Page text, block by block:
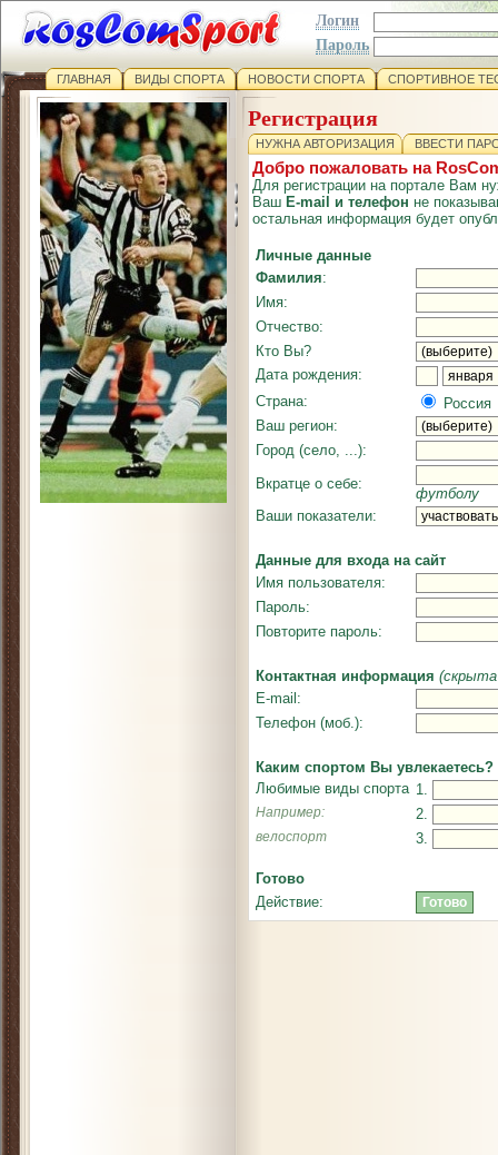
Логин
Пароль
ГЛАВНАЯ ВИДЫ СПОРТА НОВОСТИ СПОРТА СПОРТИВНОЕ
Регистрация
НУЖНА АВТОРИЗАЦИЯ ВВЕСТИ
Добро пожаловать на
Для регистрации на портале Вам
Ваш E-mail и телефон не
остальная информация будет
Личные данные
Фамилия:
Имя:
Отчество:
Кто Вы?
Дата рождения:
Страна:
Россия
Ваш регион:
Город (село, ...):
Вкратце о себе:
футболу
Ваши показатели:
Данные для входа на сайт
Имя пользователя:
Пароль:
Повторите пароль:
Контактная информация (скрыта
E-mail:
Телефон (моб.):
Каким спортом Вы увлекаетесь?
Любимые виды спорта 1.
Например: 2.
велоспорт 3.
Готово
Действие: